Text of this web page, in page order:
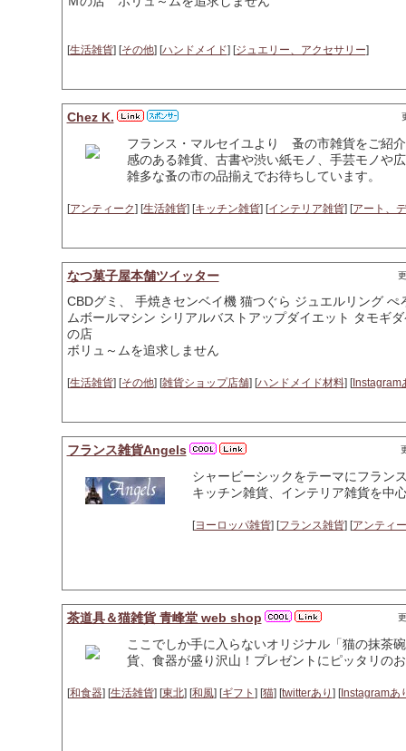
[生活雑貨] [その他] [ハンドメイド] [ジュエリー、アクセサリー]
Chez K.
フランス・マルセイユより 蚤の市雑貨をご
感のある雑貨、古書や渋い紙モノ、手芸モノや
雑多な蚤の市の品揃えでお待ちしています。
[アンティーク] [生活雑貨] [キッチン雑貨] [インテリア雑貨] [アート、
なつ菓子屋本舗ツイッター
CBDグミ、 手焼きセンベイ機 猫つぐら ジュエルリング
ムボールマシン シリアルバストアップダイエット タモギ
の店
ボリュ～ムを追求しません
[生活雑貨] [その他] [雑貨ショップ店舗] [ハンドメイド材料] [Instagram
フランス雑貨Angels
シャービーシックをテーマにフラン
キッチン雑貨、インテリア雑貨を中
[ヨーロッパ雑貨] [フランス雑貨] [アンティ
茶道具＆猫雑貨 青峰堂 web shop
ここでしか手に入らないオリジナル「猫の抹茶
貨、食器が盛り沢山！プレゼントにピッタリの
[和食器] [生活雑貨] [東北] [和風] [ギフト ] [猫] [twitterあり ] [Instagramあ